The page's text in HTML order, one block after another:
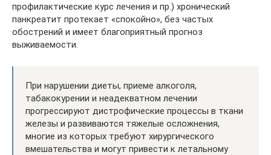
профилактические курс лечения и пр.) хронический
панкреатит протекает «спокойно», без частых
обострений и имеет благоприятный прогноз
выживаемости.
При нарушении диеты, приеме алкоголя,
табакокурении и неадекватном лечении
прогрессируют дистрофические процессы в ткани
железы и развиваются тяжелые осложнения,
многие из которых требуют хирургического
вмешательства и могут привести к летальному